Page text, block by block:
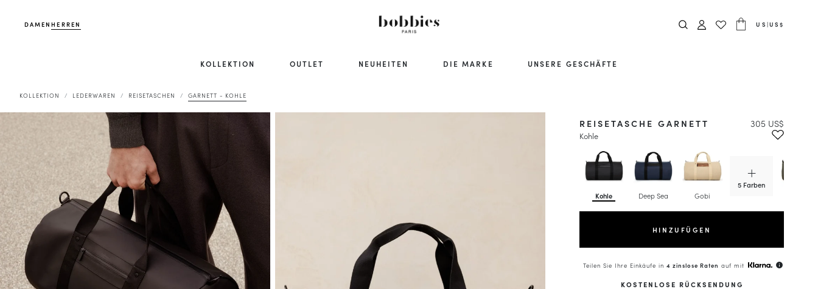
DAMENHERREN US |US$
KOLLEKTION OUTLET NEUHEITEN DIE MARKE UNSERE GESCHÄFTE
KOLLEKTION LEDERWAREN REISETASCHEN GARNETT - KOHLE
Kohle Deep Sea Gobi
5 Farben
REISETASCHE GARNETT
Kohle
305 US$
HINZUFÜGEN
Teilen Sie Ihre Einkäufe in 4 zinslose Raten auf mit info
KOSTENLOSE RÜCKSENDUNG